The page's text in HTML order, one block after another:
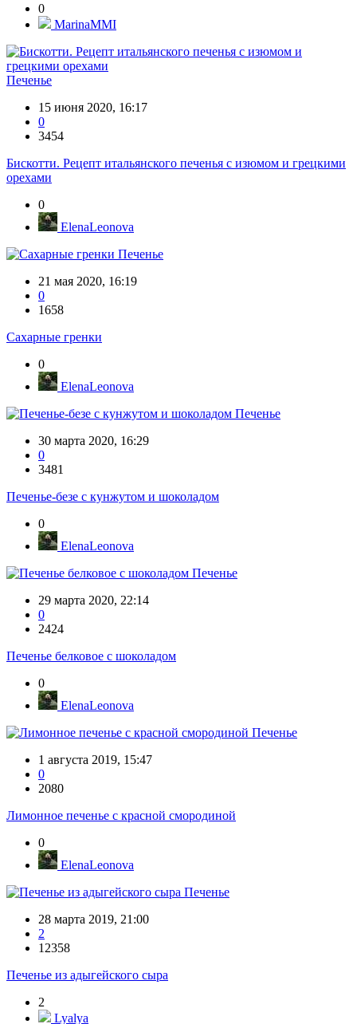
0
MarinaMMI
Печенье
15 июня 2020, 16:17
0
3454
Бискотти. Рецепт итальянского печенья с изюмом и грецкими
орехами
0
ElenaLeonova
Печенье
21 мая 2020, 16:19
0
1658
Сахарные гренки
0
ElenaLeonova
Печенье
30 марта 2020, 16:29
0
3481
Печенье-безе с кунжутом и шоколадом
0
ElenaLeonova
Печенье
29 марта 2020, 22:14
0
2424
Печенье белковое с шоколадом
0
ElenaLeonova
Печенье
1 августа 2019, 15:47
0
2080
Лимонное печенье с красной смородиной
0
ElenaLeonova
Печенье
28 марта 2019, 21:00
2
12358
Печенье из адыгейского сыра
2
Lyalya